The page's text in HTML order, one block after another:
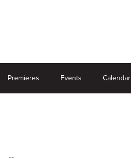
Premieres Events Calendar